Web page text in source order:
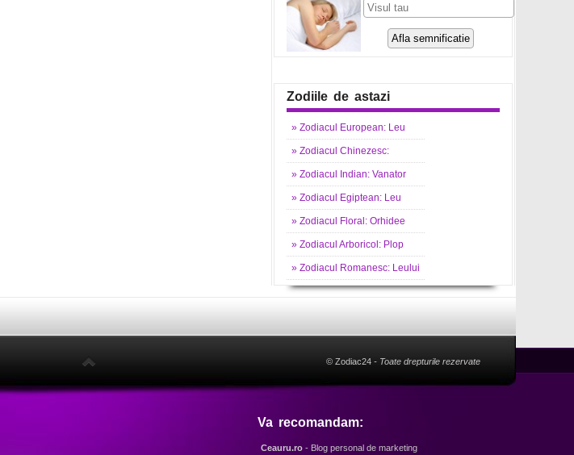
Zodiile de astazi
» Zodiacul European: Leu
» Zodiacul Chinezesc:
» Zodiacul Indian: Vanator
» Zodiacul Egiptean: Leu
» Zodiacul Floral: Orhidee
» Zodiacul Arboricol: Plop
» Zodiacul Romanesc: Leului
© Zodiac24 - Toate drepturile rezervate
Va recomandam:
Ceauru.ro - Blog personal de marketing